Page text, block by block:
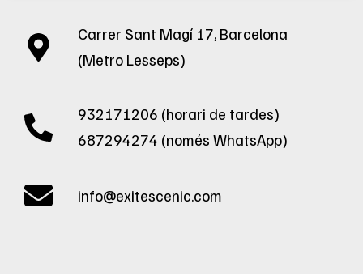
Carrer Sant Magí 17, Barcelona
(Metro Lesseps)
932171206 (horari de tardes)
687294274 (només WhatsApp)
info@exitescenic.com